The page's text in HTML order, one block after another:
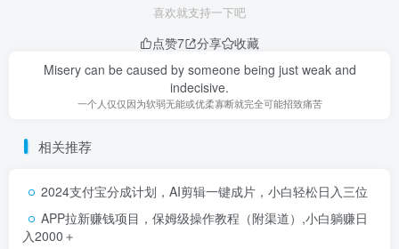
喜欢就支持一下吧
点赞7 分享
收藏
Misery can be caused by someone being just weak and
indecisive.
一个人仅仅因为软弱无能或优柔寡断就完全可能招致痛苦
相关推荐
2024支付宝分成计划，AI剪辑一键成片，小白轻松日入三位
APP拉新赚钱项目，保姆级操作教程（附渠道）,小白躺赚日
入2000＋